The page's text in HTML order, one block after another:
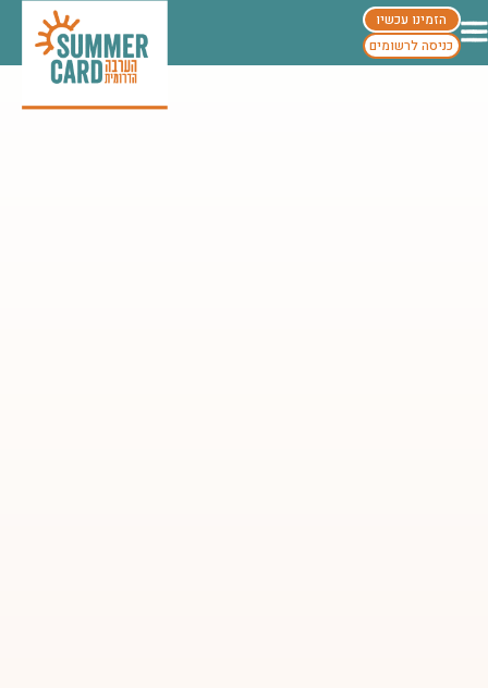
הזמינו עכשיו
כניסה לרשומים